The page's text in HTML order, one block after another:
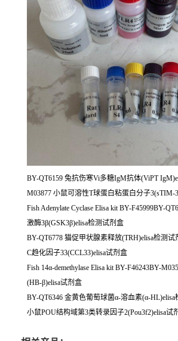
BY-QT6159 兔抗伤寒Vi多糖IgM抗体(ViPT
M03877 小鼠可溶性T球蛋白粘蛋白分子3(sTIM-
Fish Adenylate Cyclase Elisa kit BY-F45999BY-
激酶3β(GSK3β)elisa检测试剂盒
BY-QT6778 猫促甲状腺素释放(TRH)elisa检测
C趋化因子33(CCL33)elisa试剂盒
Fish 14α-demethylase Elisa kit BY-F46243BY-
(HB-β)elisa试剂盒
BY-QT6346 金黄色葡萄球菌α-溶血素(α-
小鼠POU结构域第3类转录因子2(Pou3f2)elisa试